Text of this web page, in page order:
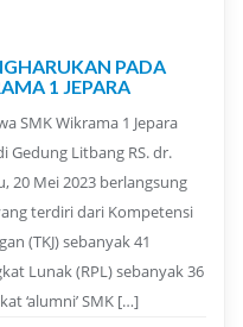
PADA
1 JEPARA
SMK Wikrama 1 Jepara
Gedung Litbang RS. dr.
20 Mei 2023 berlangsung
terdiri dari Kompetensi
(TKJ) sebanyak 41
Lunak (RPL) sebanyak 36
‘alumni’ SMK […]